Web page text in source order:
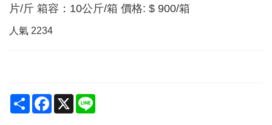
片/斤 箱容：10公斤/箱 價格: $ 900/箱
人氣 2234
Share Facebook
X